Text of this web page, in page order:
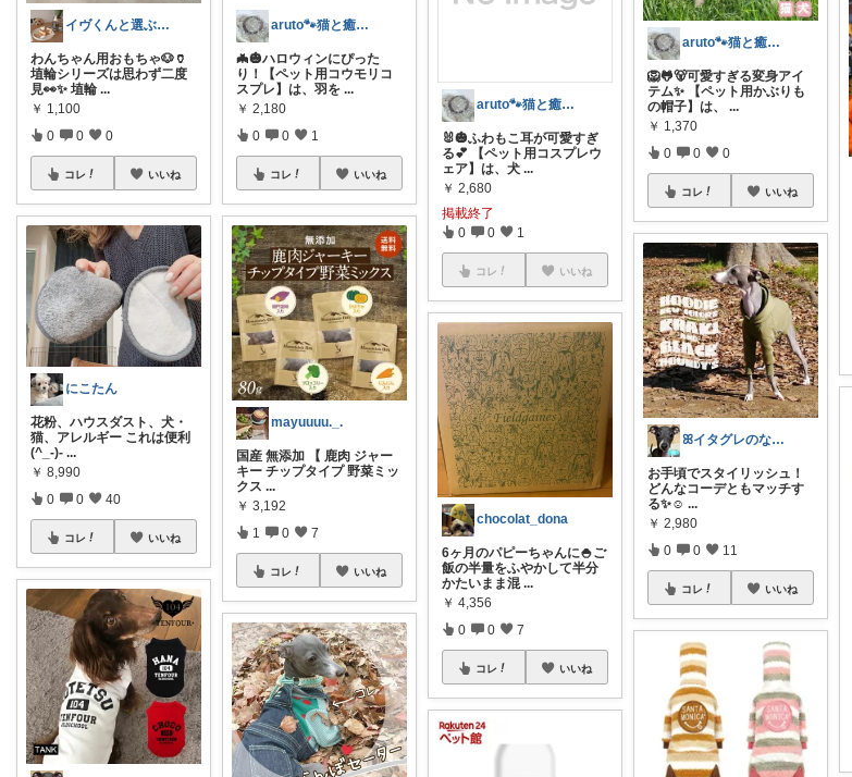
イヴくんと選ぶ、わんちゃんとママのもの♡
わんちゃん用おもちゃ🐶🏺
埴輪シリーズは思わず二度
見👀✨ 埴輪 ...
￥ 1,100
0 0 0
コレ いいね
にこたん
花粉、ハウスダスト、犬・
猫、アレルギー これは便利
(^_-)- ...
￥ 8,990
0 0 40
コレ いいね
aruto🐾猫と癒しで保護猫支援
🦇🎃ハロウィンにぴった
り！【ペット用コウモリコ
スプレ】は、羽を ...
￥ 2,180
0 0 1
コレ いいね
mayuuuu._.
国産 無添加 【 鹿肉 ジャー
キー チップタイプ 野菜ミッ
クス ...
￥ 3,192
1 0 7
コレ いいね
aruto🐾猫と癒しで保護猫支援
🐰🎃ふわもこ耳が可愛すぎ
る💕 【ペット用コスプレウ
ェア】は、犬 ...
￥ 2,680
掲載終了
0 0 1
コレ いいね
chocolat_dona
6ヶ月のパピーちゃんに🍚ご
飯の半量をふやかして半分
かたいまま混 ...
￥ 4,356
0 0 7
コレ いいね
aruto🐾猫と癒しで保護猫支援
🦁🐸🐻可愛すぎる変身アイ
テム✨ 【ペット用かぶりも
の帽子】は、
...
￥ 1,370
0 0 0
コレ いいね
ꕤイタグレのなぎさꕤお気に入りルーム♡
お手頃でスタイリッシュ！
どんなコーデともマッチす
る✨☺️...
￥ 2,980
0 0 11
コレ いいね